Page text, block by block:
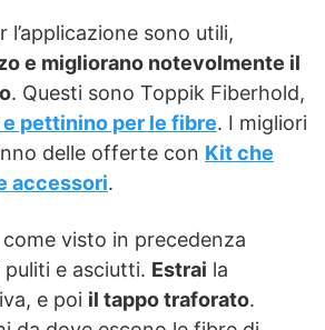
l’applicazione sono utili,
e migliorano notevolmente il
. Questi sono Toppik Fiberhold,
pettinino per le fibre. I migliori
delle offerte con Kit che
accessori.
visto in precedenza
e asciutti. Estrai la
e poi il tappo traforato.